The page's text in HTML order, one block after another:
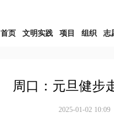
首页 文明实践 项目 组织 志
周口：元旦健步
2025-01-02 10:09